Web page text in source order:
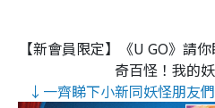
【新會員限定】《U GO》請
奇百怪！我的
↓一齊睇下小新同妖怪朋友